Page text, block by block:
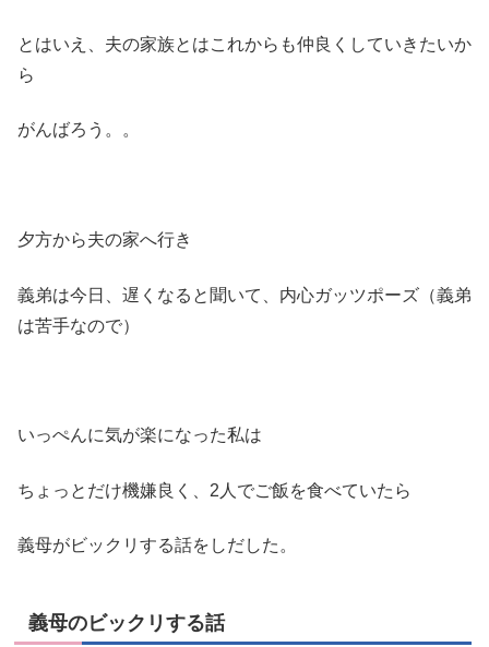
とはいえ、夫の家族とはこれからも仲良くしていきたいか
ら
がんばろう。。
夕方から夫の家へ行き
義弟は今日、遅くなると聞いて、内心ガッツポーズ（義弟
は苦手なので）
いっぺんに気が楽になった私は
ちょっとだけ機嫌良く、2人でご飯を食べていたら
義母がビックリする話をしだした。
義母のビックリする話